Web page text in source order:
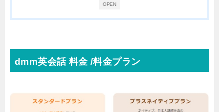
OPEN
dmm英会話 料金 /料金プラン